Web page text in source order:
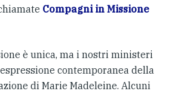
Compagni in Missione
è unica, ma i nostri ministeri
contemporanea della
di Marie Madeleine. Alcuni